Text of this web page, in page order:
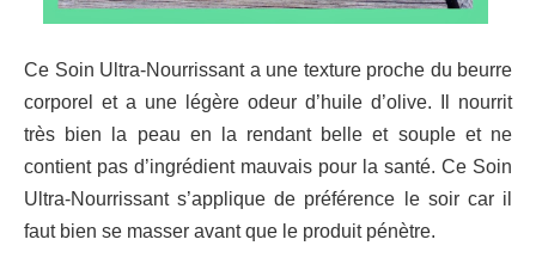
Ce Soin Ultra-Nourrissant a une texture proche du beurre
corporel et a une légère odeur d’huile d’olive. Il nourrit
très bien la peau en la rendant belle et souple et ne
contient pas d’ingrédient mauvais pour la santé. Ce Soin
Ultra-Nourrissant s’applique de préférence le soir car il
faut bien se masser avant que le produit pénètre.